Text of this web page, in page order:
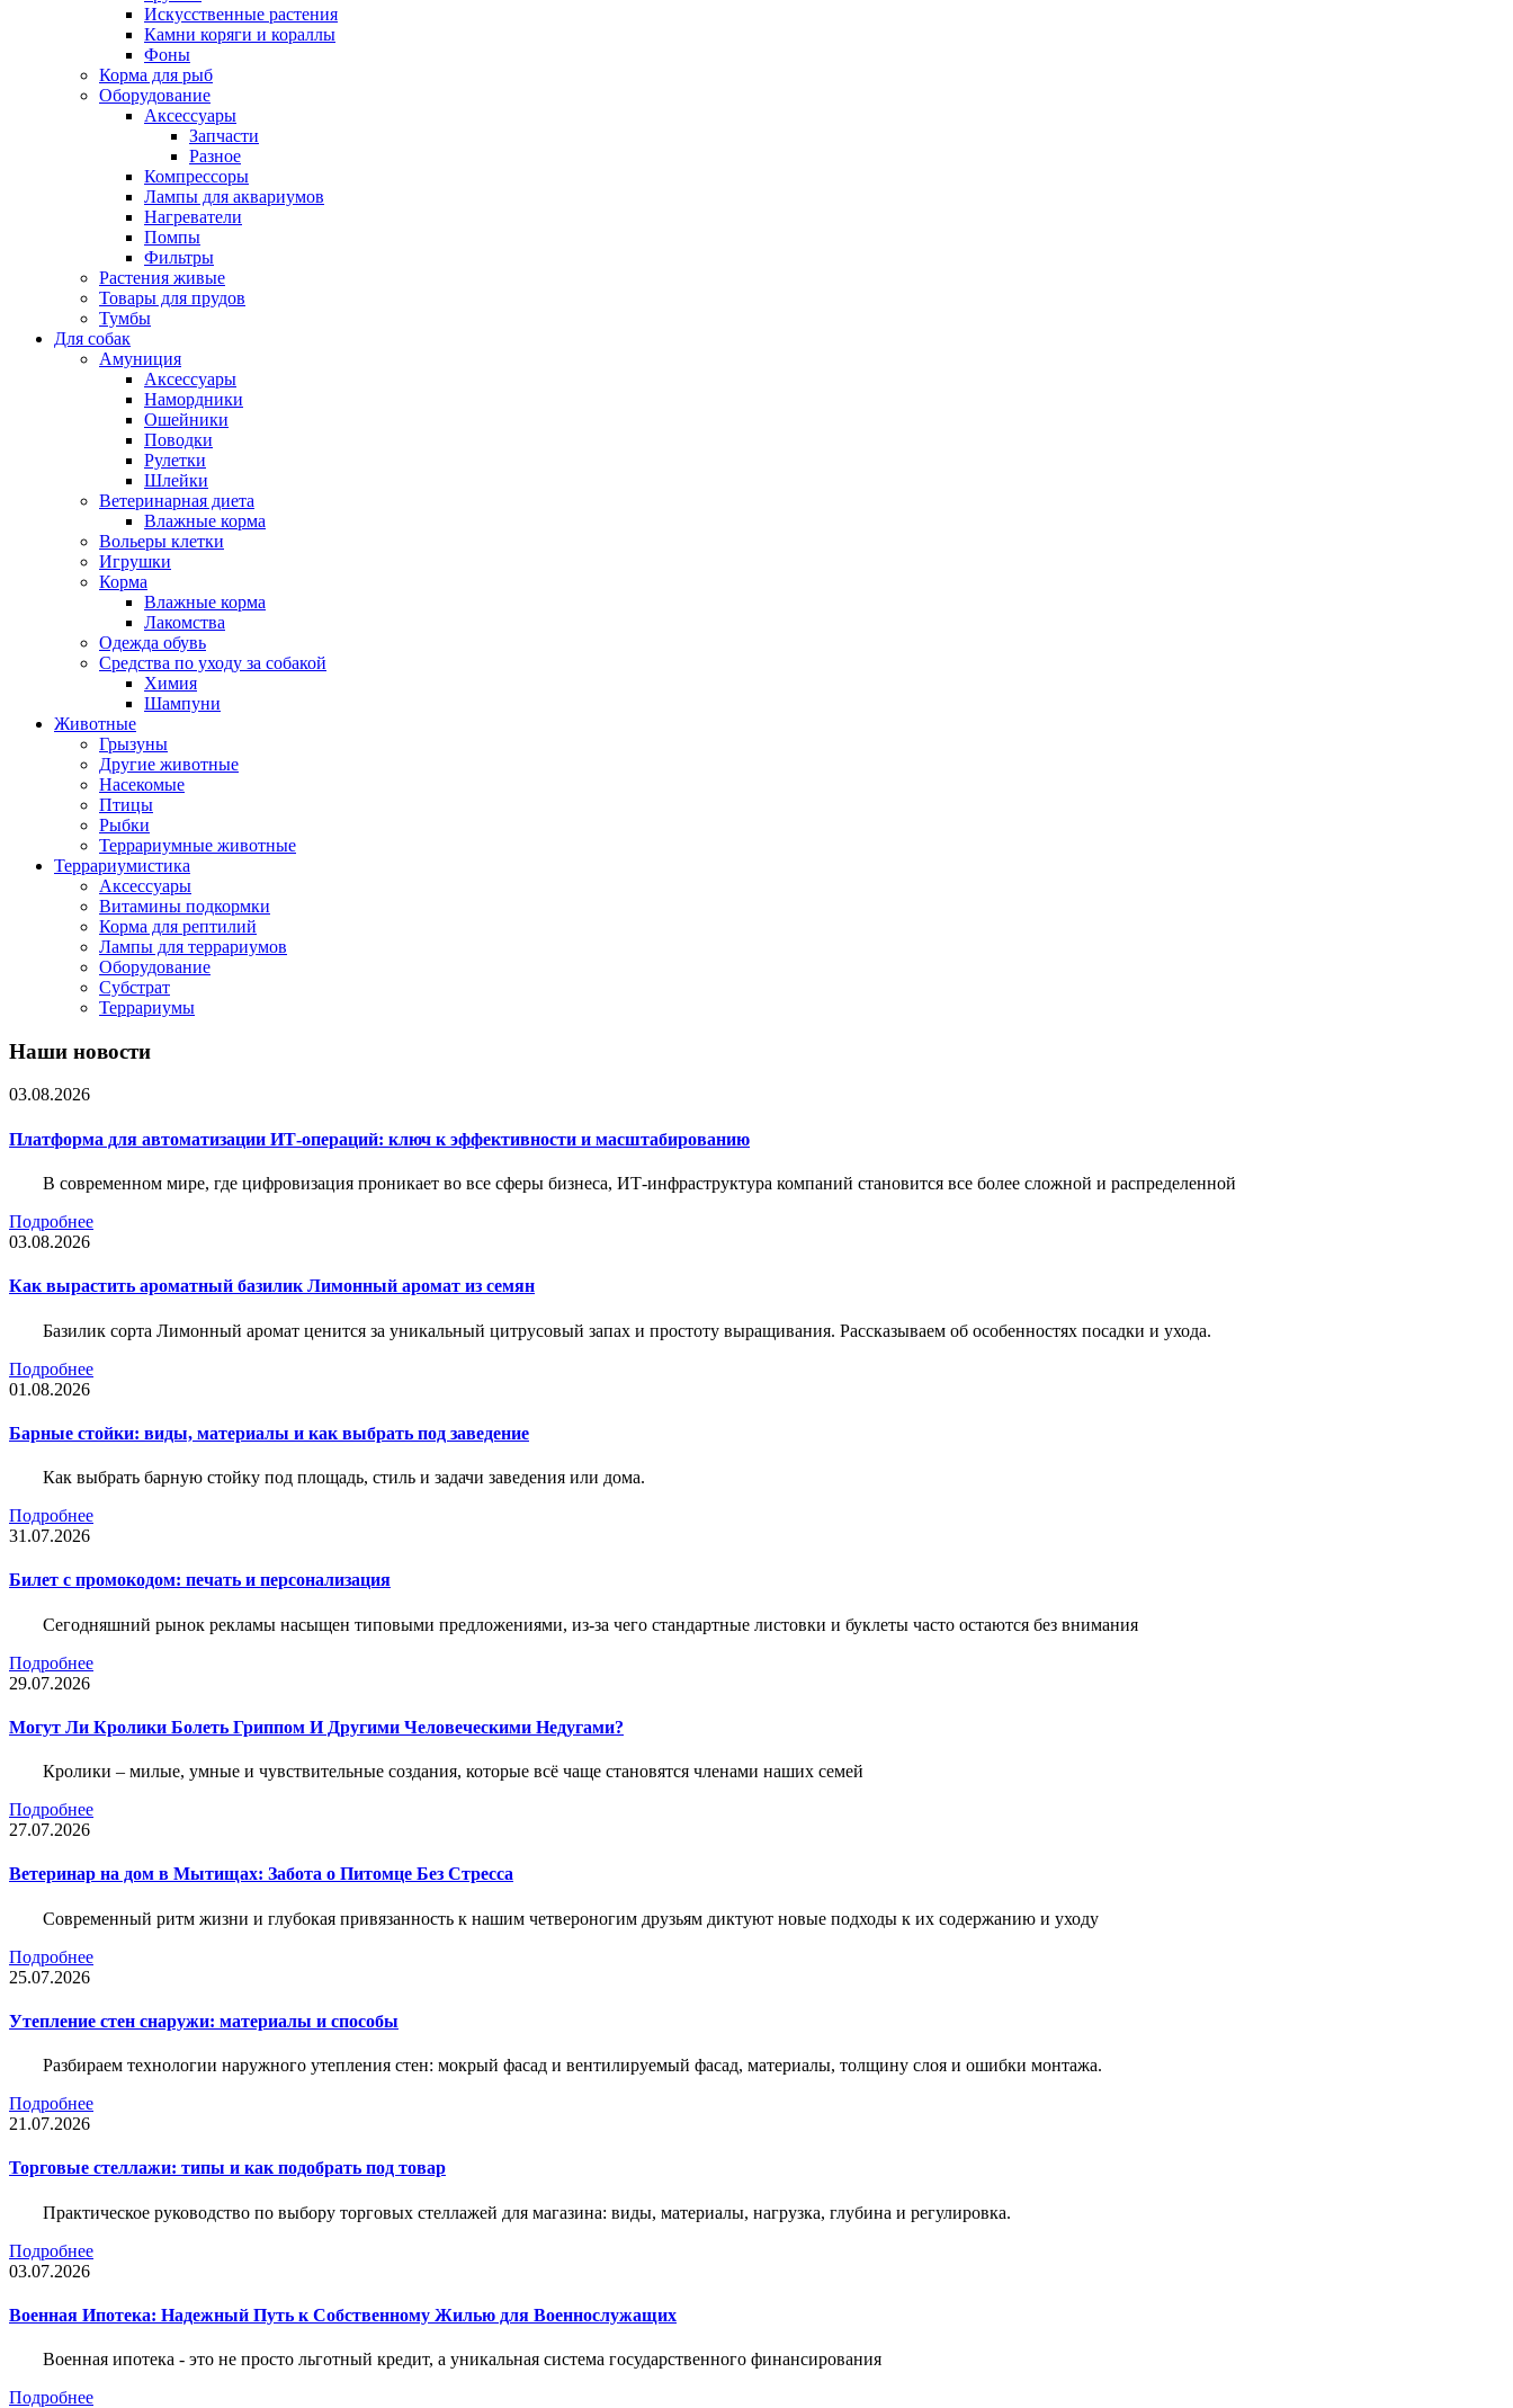
Искусственные растения
Камни коряги и кораллы
Фоны
Корма для рыб
Оборудование
Аксессуары
Запчасти
Разное
Компрессоры
Лампы для аквариумов
Нагреватели
Помпы
Фильтры
Растения живые
Товары для прудов
Тумбы
Для собак
Амуниция
Аксессуары
Намордники
Ошейники
Поводки
Рулетки
Шлейки
Ветеринарная диета
Влажные корма
Вольеры клетки
Игрушки
Корма
Влажные корма
Лакомства
Одежда обувь
Средства по уходу за собакой
Химия
Шампуни
Животные
Грызуны
Другие животные
Насекомые
Птицы
Рыбки
Террариумные животные
Террариумистика
Аксессуары
Витамины подкормки
Корма для рептилий
Лампы для террариумов
Оборудование
Субстрат
Террариумы
Наши новости
03.08.2026
Платформа для автоматизации ИТ-операций: ключ к эффективности и масштабированию
В современном мире, где цифровизация проникает во все сферы бизнеса, ИТ-инфраструктура компаний становится все более сложной и распределенной
Подробнее
03.08.2026
Как вырастить ароматный базилик Лимонный аромат из семян
Базилик сорта Лимонный аромат ценится за уникальный цитрусовый запах и простоту выращивания. Рассказываем об особенностях посадки и ухода.
Подробнее
01.08.2026
Барные стойки: виды, материалы и как выбрать под заведение
Как выбрать барную стойку под площадь, стиль и задачи заведения или дома.
Подробнее
31.07.2026
Билет c промокодом: печать и персонализация
Сегодняшний рынок рекламы насыщен типовыми предложениями, из-за чего стандартные листовки и буклеты часто остаются без внимания
Подробнее
29.07.2026
Могут Ли Кролики Болеть Гриппом И Другими Человеческими Недугами?
Кролики – милые, умные и чувствительные создания, которые всё чаще становятся членами наших семей
Подробнее
27.07.2026
Ветеринар на дом в Мытищах: Забота о Питомце Без Стресса
Современный ритм жизни и глубокая привязанность к нашим четвероногим друзьям диктуют новые подходы к их содержанию и уходу
Подробнее
25.07.2026
Утепление стен снаружи: материалы и способы
Разбираем технологии наружного утепления стен: мокрый фасад и вентилируемый фасад, материалы, толщину слоя и ошибки монтажа.
Подробнее
21.07.2026
Торговые стеллажи: типы и как подобрать под товар
Практическое руководство по выбору торговых стеллажей для магазина: виды, материалы, нагрузка, глубина и регулировка.
Подробнее
03.07.2026
Военная Ипотека: Надежный Путь к Собственному Жилью для Военнослужащих
Военная ипотека - это не просто льготный кредит, а уникальная система государственного финансирования
Подробнее